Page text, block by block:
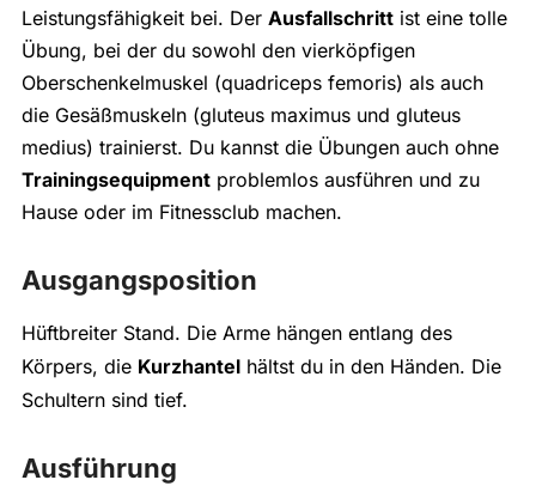
Leistungsfähigkeit bei. Der Ausfallschrittist eine tolle
Übung, bei der du sowohl den vierköpfigen
Oberschenkelmuskel (quadriceps femoris) als auch
die Gesäßmuskeln (gluteus maximus und gluteus
medius) trainierst. Du kannst die Übungen auch ohne
Trainingsequipmentproblemlos ausführen und zu
Hause oder im Fitnessclub machen.
Ausgangsposition
Hüftbreiter Stand. Die Arme hängen entlang des
Körpers, die Kurzhantelhältst du in den Händen. Die
Schultern sind tief.
Ausführung